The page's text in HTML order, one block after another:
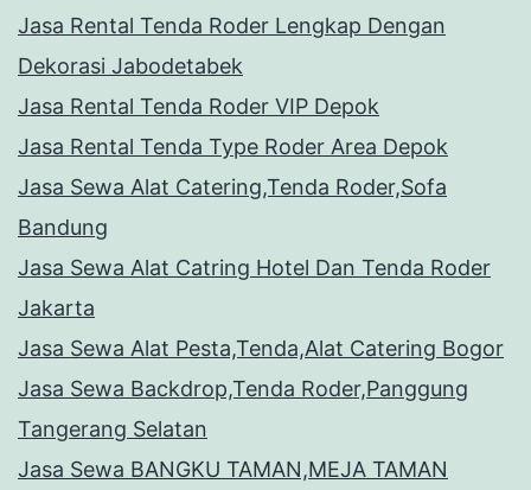
Jasa Rental Tenda Roder Lengkap Dengan
Dekorasi Jabodetabek
Jasa Rental Tenda Roder VIP Depok
Jasa Rental Tenda Type Roder Area Depok
Jasa Sewa Alat Catering,Tenda Roder,Sofa
Bandung
Jasa Sewa Alat Catring Hotel Dan Tenda Roder
Jakarta
Jasa Sewa Alat Pesta,Tenda,Alat Catering Bogor
Jasa Sewa Backdrop,Tenda Roder,Panggung
Tangerang Selatan
Jasa Sewa BANGKU TAMAN,MEJA TAMAN